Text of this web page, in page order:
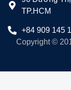
TP.HCM
+84 909 145
Copyright ©